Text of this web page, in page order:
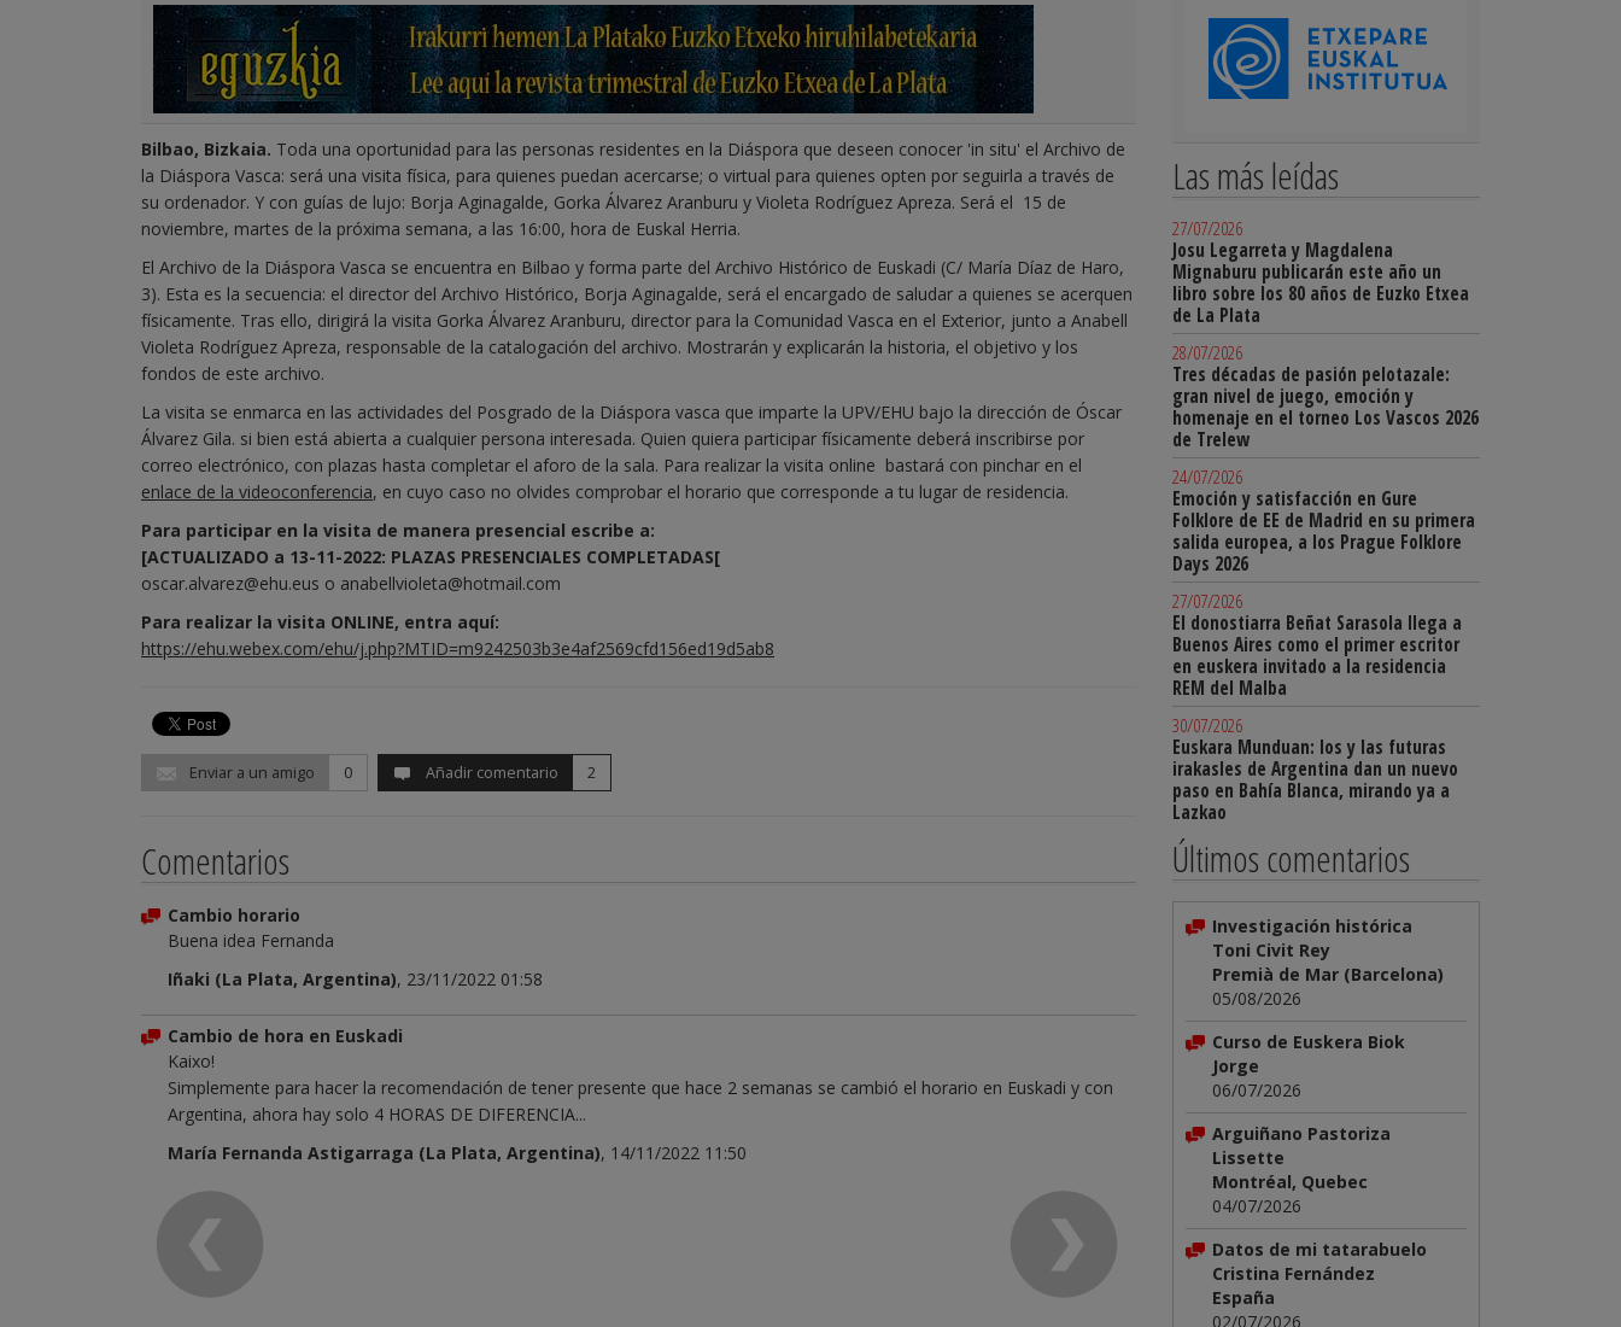
Bilbao, Bizkaia. Toda una oportunidad para las personas residentes en la Diáspora que deseen conocer 'in situ' el Archivo de
la Diáspora Vasca: será una visita física, para quienes puedan acercarse; o virtual para quienes opten por seguirla a través de
su ordenador. Y con guías de lujo: Borja Aginagalde, Gorka Álvarez Aranburu y Violeta Rodríguez Apreza. Será el 15 de
noviembre, martes de la próxima semana, a las 16:00, hora de Euskal Herria.
El Archivo de la Diáspora Vasca se encuentra en Bilbao y forma parte del Archivo Histórico de Euskadi (C/ María Díaz de Haro,
3). Esta es la secuencia: el director del Archivo Histórico, Borja Aginagalde, será el encargado de saludar a quienes se acerquen
físicamente. Tras ello, dirigirá la visita Gorka Álvarez Aranburu, director para la Comunidad Vasca en el Exterior, junto a Anabell
Violeta Rodríguez Apreza, responsable de la catalogación del archivo. Mostrarán y explicarán la historia, el objetivo y los
fondos de este archivo.
La visita se enmarca en las actividades del Posgrado de la Diáspora vasca que imparte la UPV/EHU bajo la dirección de Óscar
Álvarez Gila. si bien está abierta a cualquier persona interesada. Quien quiera participar físicamente deberá inscribirse por
correo electrónico, con plazas hasta completar el aforo de la sala. Para realizar la visita online bastará con pinchar en el
enlace de la videoconferencia, en cuyo caso no olvides comprobar el horario que corresponde a tu lugar de residencia.
Para participar en la visita de manera presencial escribe a:
[ACTUALIZADO a 13-11-2022: PLAZAS PRESENCIALES COMPLETADAS[
oscar.alvarez@ehu.eus o anabellvioleta@hotmail.com
Para realizar la visita ONLINE, entra aquí:
https://ehu.webex.com/ehu/j.php?MTID=m9242503b3e4af2569cfd156ed19d5ab8
Enviar a un amigo 0 Añadir comentario 2
Comentarios
Cambio horario
Buena idea Fernanda
Iñaki (La Plata, Argentina), 23/11/2022 01:58
Cambio de hora en Euskadi
Kaixo!
Simplemente para hacer la recomendación de tener presente que hace 2 semanas se cambió el horario en Euskadi y con
Argentina, ahora hay solo 4 HORAS DE DIFERENCIA...
María Fernanda Astigarraga (La Plata, Argentina), 14/11/2022 11:50
Las más leídas
27/07/2026
Josu Legarreta y Magdalena
Mignaburu publicarán este año un
libro sobre los 80 años de Euzko Etxea
de La Plata
28/07/2026
Tres décadas de pasión pelotazale:
gran nivel de juego, emoción y
homenaje en el torneo Los Vascos 2026
de Trelew
24/07/2026
Emoción y satisfacción en Gure
Folklore de EE de Madrid en su primera
salida europea, a los Prague Folklore
Days 2026
27/07/2026
El donostiarra Beñat Sarasola llega a
Buenos Aires como el primer escritor
en euskera invitado a la residencia
REM del Malba
30/07/2026
Euskara Munduan: los y las futuras
irakasles de Argentina dan un nuevo
paso en Bahía Blanca, mirando ya a
Lazkao
Últimos comentarios
Investigación histórica
Toni Civit Rey
Premià de Mar (Barcelona)
05/08/2026
Curso de Euskera Biok
Jorge
06/07/2026
Arguiñano Pastoriza
Lissette
Montréal, Quebec
04/07/2026
Datos de mi tatarabuelo
Cristina Fernández
España
02/07/2026